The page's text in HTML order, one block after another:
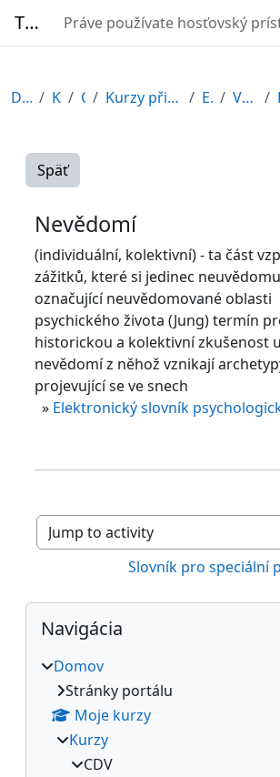
TURBO Práve používate hosťovský
Domov Kurzy CDV Kurzy připravené v rámci ESF EDU-V Všeobecné
Späť
Nevědomí
(individuální, kolektivní) - ta část
zážitků, které si jedinec
označující neuvědomované oblasti
psychického života (Jung) termín
historickou a kolektivní zkušenost
nevědomí z něhož vznikají
projevující se ve snech
» Elektronický slovník
Jump to activity
Slovník pro speciální
Bloky
Preskočiť Navigácia
Navigácia
Domov
Stránky portálu
Moje kurzy
Kurzy
CDV